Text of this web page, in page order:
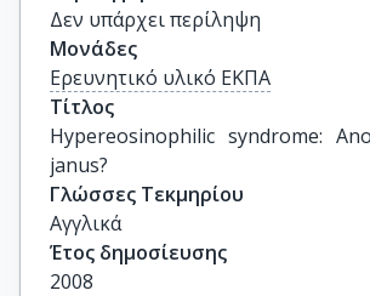
Δεν υπάρχει περίληψη
Μονάδες
Ερευνητικό υλικό ΕΚΠΑ
Τίτλος
Hypereosinophilic syndrome:
janus?
Γλώσσες Τεκμηρίου
Αγγλικά
Έτος δημοσίευσης
2008